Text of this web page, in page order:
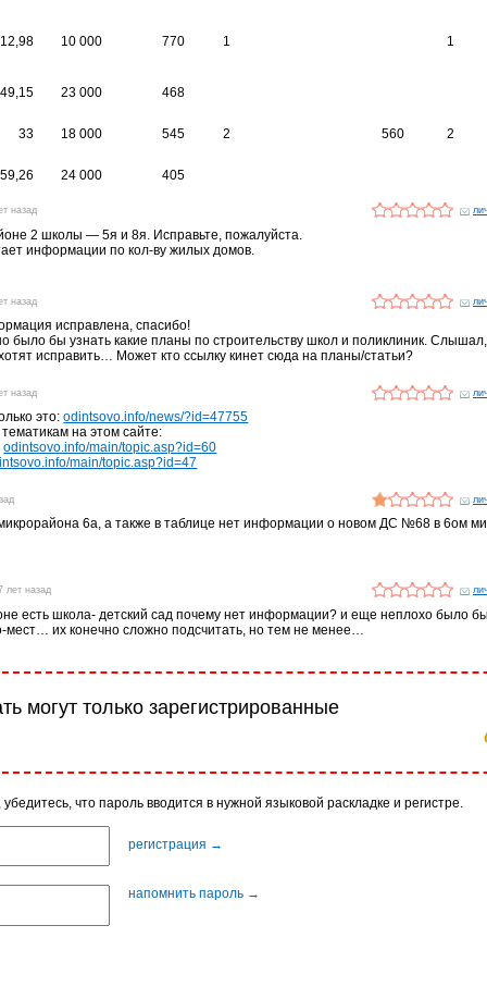
12,98 10 000 770 1 1
49,15 23 000 468
33 18 000 545 2 560 2
59,26 24 000 405
назад
2 школы — 5я и 8я. Исправьте, пожалуйста.
информации по кол-ву жилых домов.
назад
исправлена, спасибо!
было бы узнать какие планы по строительству школ и поликлиник.
исправить… Может кто ссылку кинет сюда на планы/статьи?
назад
это:odintsovo.info/news/?id=47755
на этом сайте:
odintsovo.info/main/topic.asp?id=60
main/topic.asp?id=47
6а, а также в таблице нет информации о новом ДС №68 в 6ом
лет назад
есть школа- детский сад почему нет информации? и еще неплохо было
их конечно сложно подсчитать, но тем не менее…
могут только зарегистрированные
что пароль вводится в нужной языковой раскладке и регистре.
регистрация →
напомнить пароль →